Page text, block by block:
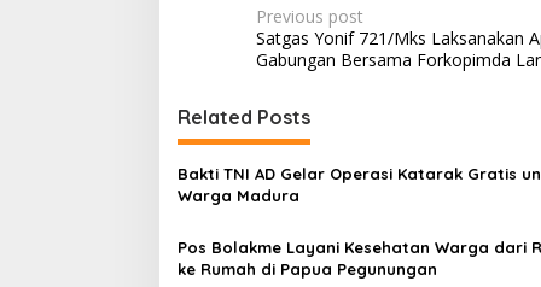
P
o
t
n
a
i
Previous post
Satgas Yonif 721/Mks Laksanakan
Gabungan Bersama Forkopimda
Related Posts
Bakti TNI AD Gelar Operasi Katarak Gratis
Warga Madura
Pos Bolakme Layani Kesehatan Warga dari
ke Rumah di Papua Pegunungan